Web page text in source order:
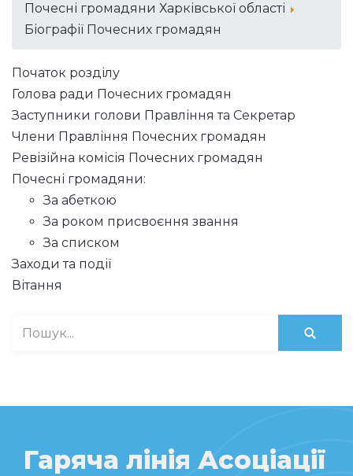
Почесні громадяни Харківської області
Біографії Почесних громадян
Початок розділу
Голова ради Почесних громадян
Заступники голови Правління та Секретар
Члени Правління Почесних громадян
Ревізійна комісія Почесних громадян
Почесні громадяни:
За абеткою
За роком присвоєння звання
За списком
Заходи та події
Вітання
Гаряча лінія Асоціації